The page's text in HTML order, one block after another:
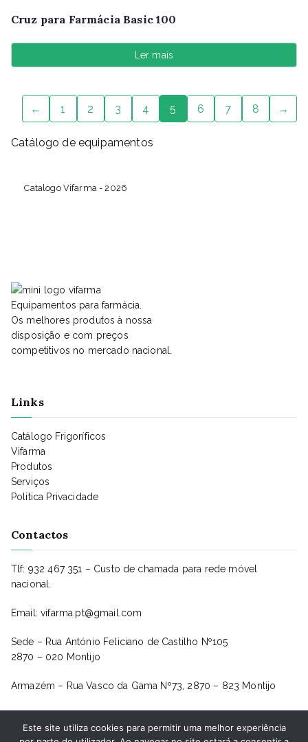
Cruz para Farmácia Basic 100
Ler mais
← 1 2 3 4 5 6 7 8 →
Catálogo de equipamentos
Catalogo Vifarma - 2026
Equipamentos para farmácia.
Os melhores produtos à nossa
disposição e com preços
competitivos no mercado nacional.
Links
Catálogo Frigoríficos
Vifarma
Produtos
Serviços
Politica Privacidade
Contactos
Tlf: 932 467 351 – Custo de chamada para rede móvel
nacional.
Email: vifarma.pt@gmail.com
Sede – Rua António Feliciano de Castilho Nº105
2870 – 020 Montijo
Armazém – Rua Vasco da Gama Nº73, 2870 – 823 Montijo
Este site utiliza cookies para permitir uma melhor experiência